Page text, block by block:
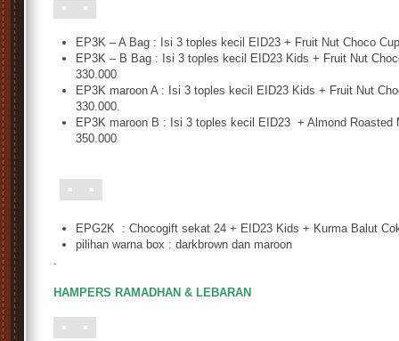
EP3K – A Bag : Isi 3 toples kecil EID23 + Fruit Nut Choco
EP3K – B Bag : Isi 3 toples kecil EID23 Kids + Fruit Nut
330.000
EP3K maroon A : Isi 3 toples kecil EID23 Kids + Fruit Nut
330.000.
EP3K maroon B : Isi 3 toples kecil EID23 + Almond
350.000
EPG2K : Chocogift sekat 24 + EID23 Kids + Kurma Balut
pilihan warna box : darkbrown dan maroon
.
HAMPERS RAMADHAN & LEBARAN